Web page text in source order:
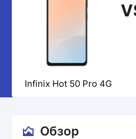
Infinix Hot 50 Pro 4G
Обзор